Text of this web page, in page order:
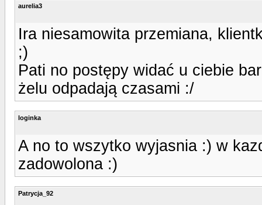
aurelia3
Ira niesamowita przemiana,
;)
Pati no postępy widać u ciebie
żelu odpadają czasami :/
loginka
A no to wszytko wyjasnia :) w
zadowolona :)
Patrycja_92